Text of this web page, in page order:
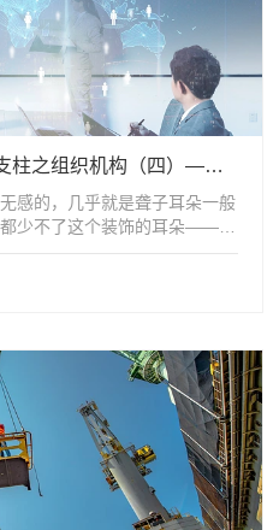
权度律所丨公司治理三大支柱之组织机构（四）——监事会
感的，几乎就是聋子耳朵一般
少不了这个装饰的耳朵——令
》第...